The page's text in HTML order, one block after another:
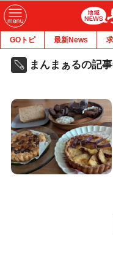
GOトピ 最新News
まんまぁるの記